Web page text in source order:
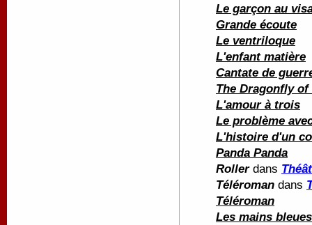
Le garçon au
Grande écoute
Le ventriloque
L'enfant matière
Cantate de
The Dragonfly
L'amour à trois
Le problème
L'histoire d'un
Panda Panda
Rollerdans
Téléroman dans
Téléroman
Les mains bleues